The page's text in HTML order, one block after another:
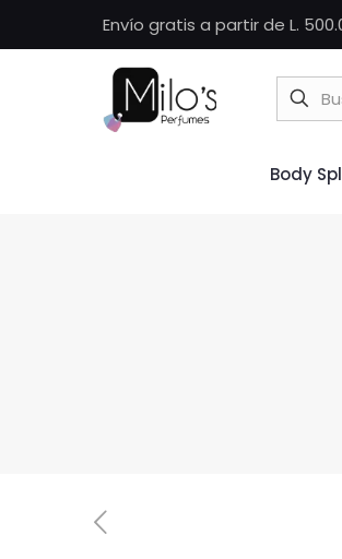
Envío gratis a partir de L.
Body